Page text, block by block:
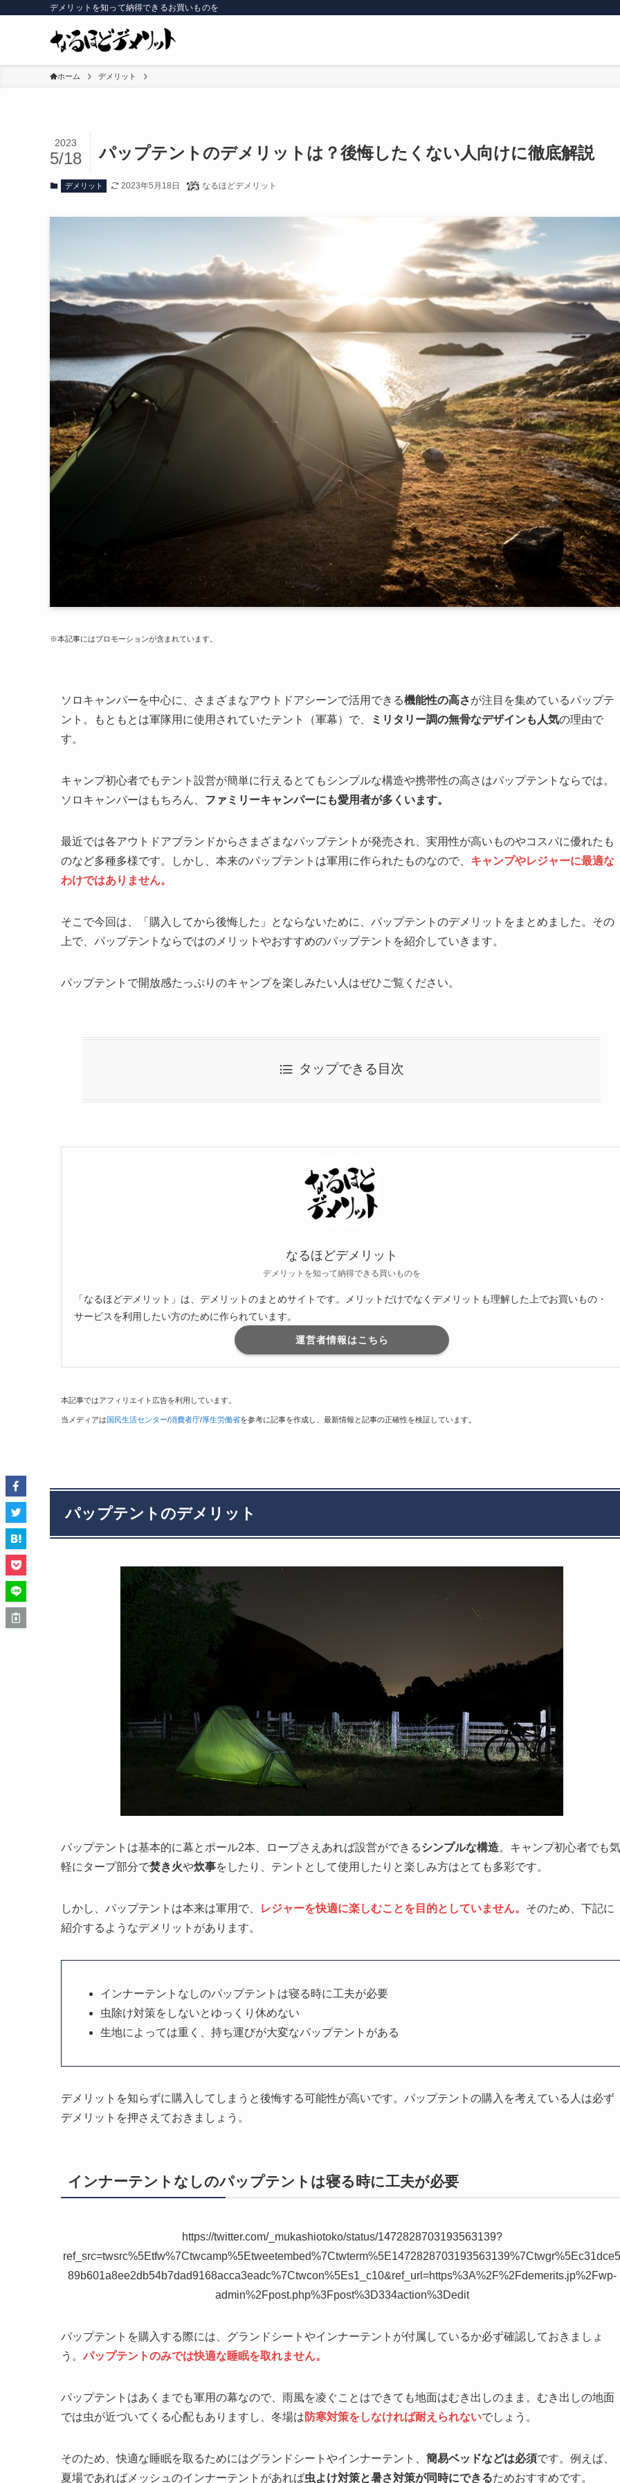
デメリットを知って納得できるお買いものを
ホーム デメリット
パップテントのデメリットは？後悔したくない人向けに徹底解説
2023
5/18
デメリット 2023年5月18日 なるほどデメリット
※本記事にはプロモーションが含まれています。
ソロキャンパーを中心に、さまざまなアウトドアシーンで活用できる機能性の高さが注目を集めているパップテ
ント。もともとは軍隊用に使用されていたテント（軍幕）で、
ミリタリー調の無骨なデザインも人気の理由で
す。
キャンプ初心者でもテント設営が簡単に行えるとてもシンプルな構造や携帯性の高さはパップテントならでは。
ソロキャンパーはもちろん、 ファミリーキャンパーにも愛用者が多くいます。
最近では各アウトドアブランドからさまざまなパップテントが発売され、実用性が高いものやコスパに優れたも
のなど多種多様です。しかし、本来のパップテントは軍用に作られたものなので、 キャンプやレジャーに最適な
わけではありません。
そこで今回は、「購入してから後悔した」とならないために、パップテントのデメリットをまとめました。その
上で、パップテントならではのメリットやおすすめのパップテントを紹介していきます。
パップテントで開放感たっぷりのキャンプを楽しみたい人はぜひご覧ください。
タップできる目次
なるほどデメリット
デメリットを知って納得できる買いものを
「なるほどデメリット」は、デメリットのまとめサイトです。メリットだけでなくデメリットも理解した上でお買いもの・
サービスを利用したい方のために作られています。
運営者情報はこちら
本記事ではアフィリエイト広告を利用しています。
当メディアは 国民生活センター/消費者庁/厚生労働省を参考に記事を作成し、最新情報と記事の正確性を検証しています。
パップテントのデメリット
パップテントは基本的に幕とポール2本、ロープさえあれば設営ができるシンプルな構造。キャンプ初心者でも気
軽にタープ部分で焚き火や炊事をしたり、テントとして使用したりと楽しみ方はとても多彩です。
しかし、パップテントは本来は軍用で、 レジャーを快適に楽しむことを目的としていません。 そのため、下記に
紹介するようなデメリットがあります。
インナーテントなしのパップテントは寝る時に工夫が必要
虫除け対策をしないとゆっくり休めない
生地によっては重く、持ち運びが大変なパップテントがある
デメリットを知らずに購入してしまうと後悔する可能性が高いです。パップテントの購入を考えている人は必ず
デメリットを押さえておきましょう。
インナーテントなしのパップテントは寝る時に工夫が必要
https://twitter.com/_mukashiotoko/status/1472828703193563139?
ref_src=twsrc%5Etfw%7Ctwcamp%5Etweetembed%7Ctwterm%5E1472828703193563139%7Ctwgr%5Ec31dce5
89b601a8ee2db54b7dad9168acca3eadc%7Ctwcon%5Es1_c10&ref_url=https%3A%2F%2Fdemerits.jp%2Fwp-
admin%2Fpost.php%3Fpost%3D334action%3Dedit
パップテントを購入する際には、グランドシートやインナーテントが付属しているか必ず確認しておきましょ
う。 パップテントのみでは快適な睡眠を取れません。
パップテントはあくまでも軍用の幕なので、雨風を凌ぐことはできても地面はむき出しのまま。むき出しの地面
では虫が近づいてくる心配もありますし、冬場は 防寒対策をしなければ耐えられないでしょう。
そのため、快適な睡眠を取るためにはグランドシートやインナーテント、 簡易ベッドなどは必須です。例えば、
夏場であればメッシュのインナーテントがあれば虫よけ対策と暑さ対策が同時にできるためおすすめです。